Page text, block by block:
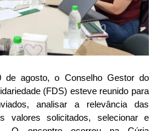
de agosto, o Conselho Gestor do
(FDS) esteve reunido para
analisar a relevância das
valores solicitados, selecionar e